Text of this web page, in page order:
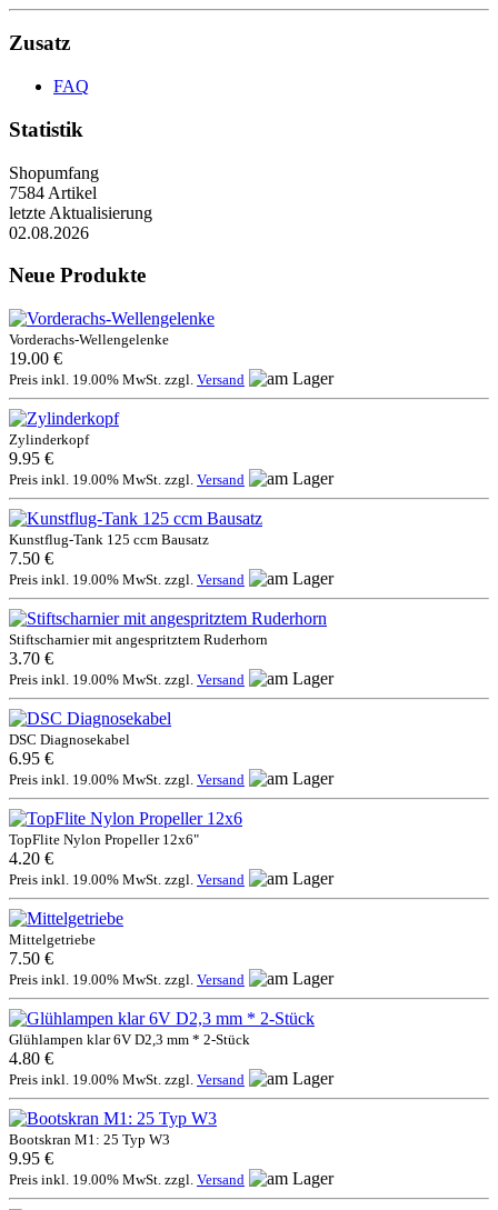
Zusatz
FAQ
Statistik
Shopumfang
7584 Artikel
letzte Aktualisierung
02.08.2026
Neue Produkte
Vorderachs-Wellengelenke
19.00 €
Preis inkl. 19.00% MwSt. zzgl. Versand
Zylinderkopf
9.95 €
Preis inkl. 19.00% MwSt. zzgl. Versand
Kunstflug-Tank 125 ccm Bausatz
7.50 €
Preis inkl. 19.00% MwSt. zzgl. Versand
Stiftscharnier mit angespritztem Ruderhorn
3.70 €
Preis inkl. 19.00% MwSt. zzgl. Versand
DSC Diagnosekabel
6.95 €
Preis inkl. 19.00% MwSt. zzgl. Versand
TopFlite Nylon Propeller 12x6"
4.20 €
Preis inkl. 19.00% MwSt. zzgl. Versand
Mittelgetriebe
7.50 €
Preis inkl. 19.00% MwSt. zzgl. Versand
Glühlampen klar 6V D2,3 mm * 2-Stück
4.80 €
Preis inkl. 19.00% MwSt. zzgl. Versand
Bootskran M1: 25 Typ W3
9.95 €
Preis inkl. 19.00% MwSt. zzgl. Versand